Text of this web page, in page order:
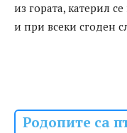
из гората, катерил
и при всеки сгоден
Родопите са